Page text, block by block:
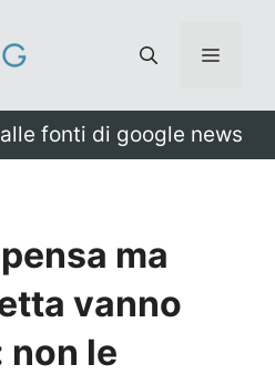
Menu
fonti di google news
ma
vanno
non le